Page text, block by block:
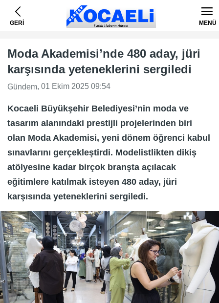
GERİ MENÜ
Moda Akademisi’nde 480 aday, jüri
karşısında yeteneklerini sergiledi
Gündem, 01 Ekim 2025 09:54
Kocaeli Büyükşehir Belediyesi’nin moda ve
tasarım alanındaki prestijli projelerinden biri
olan Moda Akademisi, yeni dönem öğrenci kabul
sınavlarını gerçekleştirdi. Modelistlikten dikiş
atölyesine kadar birçok branşta açılacak
eğitimlere katılmak isteyen 480 aday, jüri
karşısında yeteneklerini sergiledi.